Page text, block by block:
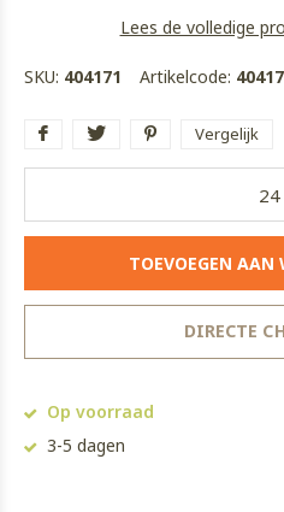
Lees de volledige
SKU: 404171 Artikelcode:
Vergelijk
TOEVOEGEN AAN
DIRECTE
Op voorraad
3-5 dagen